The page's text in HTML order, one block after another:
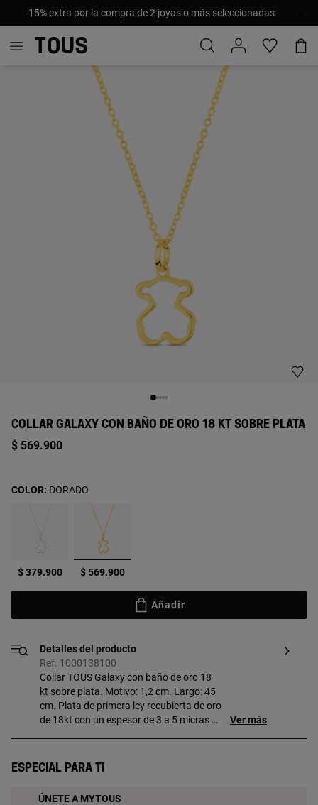
-15% extra por la compra de 2 joyas o más seleccionadas
COLLAR GALAXY CON BAÑO DE ORO 18 KT SOBRE PLATA
$ 569.900
$ 379.900 seleccionado
$ 569.900
COLOR: DORADO
Añadir
Detalles del producto
Ref. 1000138100
Collar TOUS Galaxy con baño de oro 18
kt sobre plata. Motivo: 1,2 cm. Largo: 45
cm. Plata de primera ley recubierta de oro
de 18kt con un espesor de 3 a 5 micras y
Ver más
Especial para ti
ÚNETE A MYTOUS